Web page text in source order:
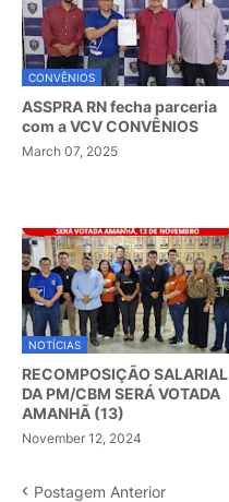
CONVÊNIOS
ASSPRA RN fecha parceria
com a VCV CONVÊNIOS
March 07, 2025
NOTÍCIAS
RECOMPOSIÇÃO SALARIAL
DA PM/CBM SERÁ VOTADA
AMANHÃ (13)
November 12, 2024
Postagem Anterior